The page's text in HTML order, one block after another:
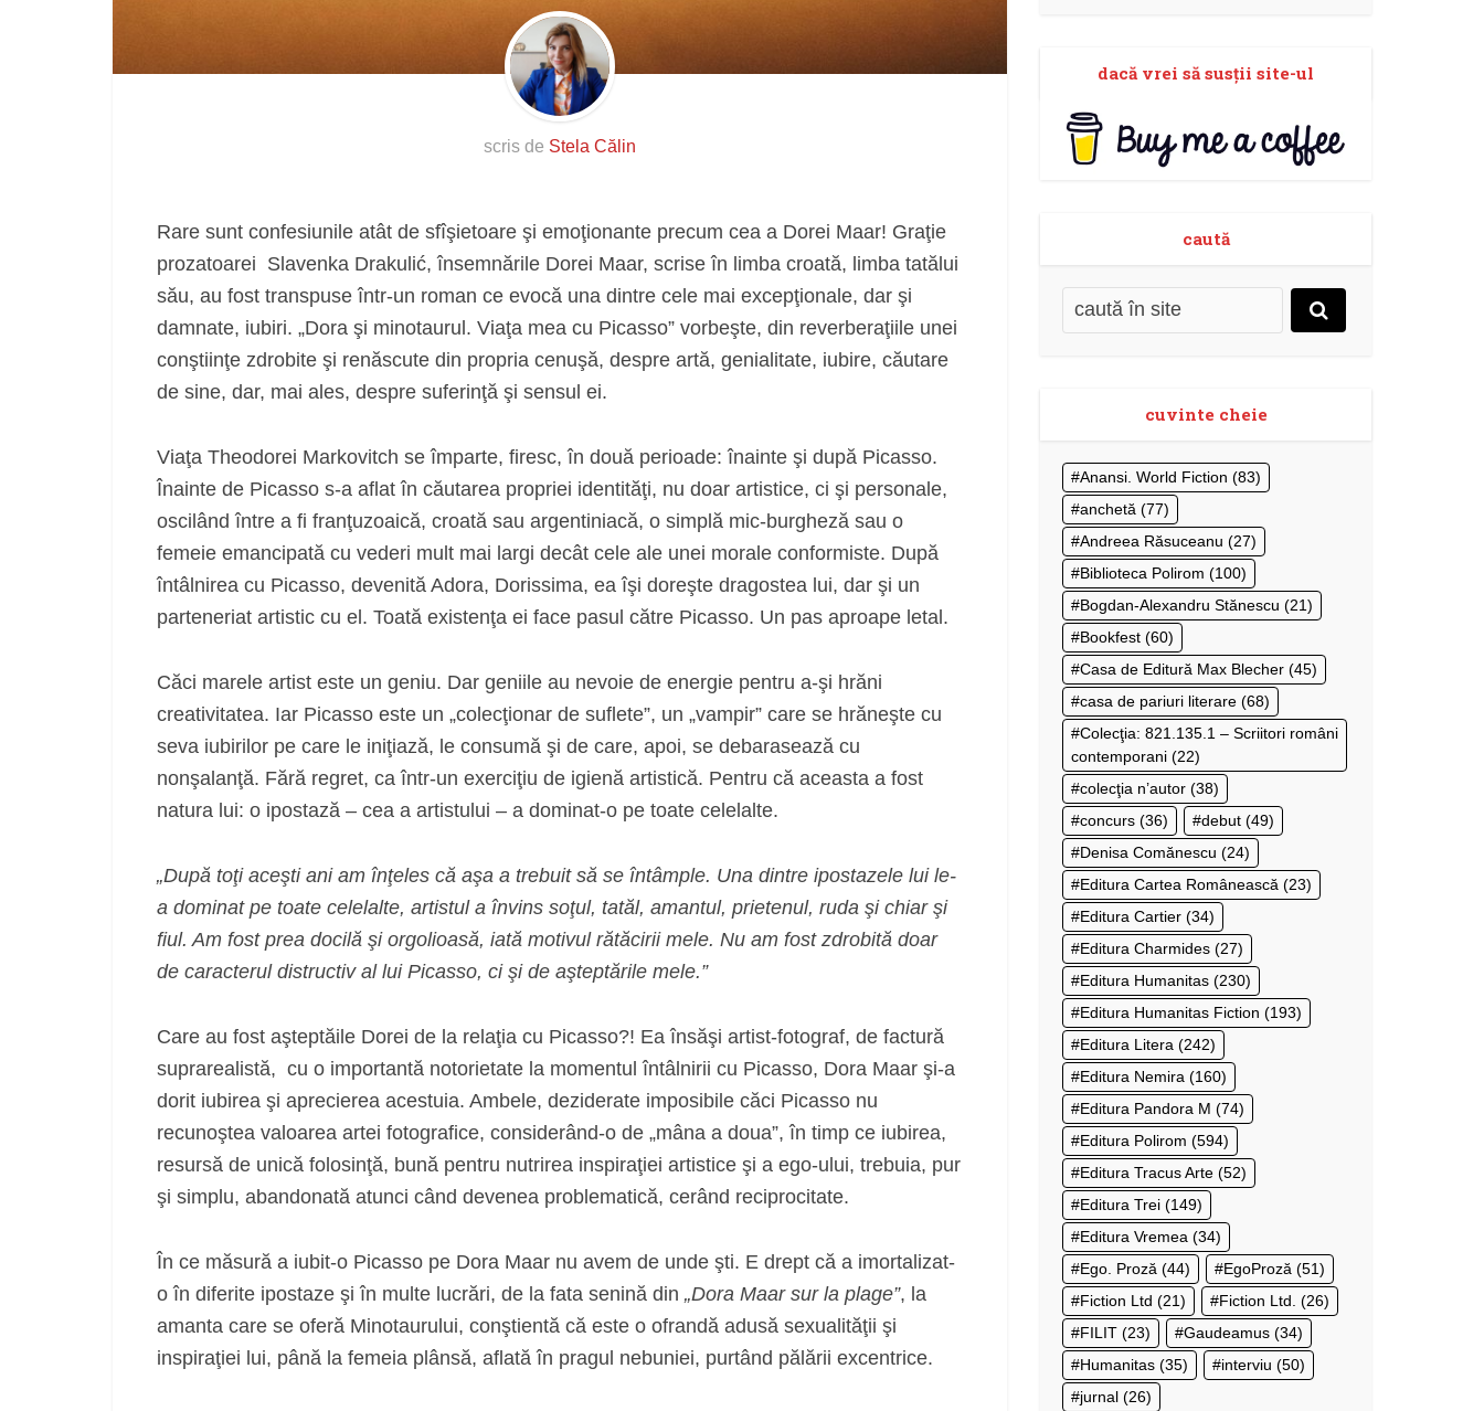
scris de Stela Călin
Rare sunt confesiunile atât de sfîşietoare şi emoţionante precum cea a Dorei Maar! Graţie
prozatoarei Slavenka Drakulić, însemnările Dorei Maar, scrise în limba croată, limba tatălui
său, au fost transpuse într-un roman ce evocă una dintre cele mai excepţionale, dar şi
damnate, iubiri. „Dora şi minotaurul. Viaţa mea cu Picasso” vorbeşte, din reverberaţiile unei
conştiinţe zdrobite şi renăscute din propria cenuşă, despre artă, genialitate, iubire, căutare
de sine, dar, mai ales, despre suferinţă şi sensul ei.
Viaţa Theodorei Markovitch se împarte, firesc, în două perioade: înainte şi după Picasso.
Înainte de Picasso s-a aflat în căutarea propriei identităţi, nu doar artistice, ci şi personale,
oscilând între a fi franţuzoaică, croată sau argentiniacă, o simplă mic-burgheză sau o
femeie emancipată cu vederi mult mai largi decât cele ale unei morale conformiste. După
întâlnirea cu Picasso, devenită Adora, Dorissima, ea îşi doreşte dragostea lui, dar şi un
parteneriat artistic cu el. Toată existenţa ei face pasul către Picasso. Un pas aproape letal.
Căci marele artist este un geniu. Dar geniile au nevoie de energie pentru a-şi hrăni
creativitatea. Iar Picasso este un „colecţionar de suflete”, un „vampir” care se hrăneşte cu
seva iubirilor pe care le iniţiază, le consumă şi de care, apoi, se debarasează cu
nonşalanţă. Fără regret, ca într-un exerciţiu de igienă artistică. Pentru că aceasta a fost
natura lui: o ipostază – cea a artistului – a dominat-o pe toate celelalte.
„După toţi aceşti ani am înţeles că aşa a trebuit să se întâmple. Una dintre ipostazele lui le-
a dominat pe toate celelalte, artistul a învins soţul, tatăl, amantul, prietenul, ruda şi chiar şi
fiul. Am fost prea docilă şi orgolioasă, iată motivul rătăcirii mele. Nu am fost zdrobită doar
de caracterul distructiv al lui Picasso, ci şi de aşteptările mele.”
Care au fost aşteptăile Dorei de la relaţia cu Picasso?! Ea însăşi artist-fotograf, de factură
suprarealistă, cu o importantă notorietate la momentul întâlnirii cu Picasso, Dora Maar şi-a
dorit iubirea şi aprecierea acestuia. Ambele, deziderate imposibile căci Picasso nu
recunoştea valoarea artei fotografice, considerând-o de „mâna a doua”, în timp ce iubirea,
resursă de unică folosinţă, bună pentru nutrirea inspiraţiei artistice şi a ego-ului, trebuia, pur
şi simplu, abandonată atunci când devenea problematică, cerând reciprocitate.
În ce măsură a iubit-o Picasso pe Dora Maar nu avem de unde şti. E drept că a imortalizat-
o în diferite ipostaze şi în multe lucrări, de la fata senină din „Dora Maar sur la plage”, la
amanta care se oferă Minotaurului, conştientă că este o ofrandă adusă sexualităţii şi
inspiraţiei lui, până la femeia plânsă, aflată în pragul nebuniei, purtând pălării excentrice.
dacă vrei să susţii site-ul
caută
cuvinte cheie
Anansi. World Fiction (83)
anchetă (77)
Andreea Răsuceanu (27)
Biblioteca Polirom (100)
Bogdan-Alexandru Stănescu (21)
Bookfest (60)
Casa de Editură Max Blecher (45)
casa de pariuri literare (68)
Colecţia: 821.135.1 – Scriitori români
contemporani (22)
colecţia n’autor (38)
concurs (36) debut (49)
Denisa Comănescu (24)
Editura Cartea Românească (23)
Editura Cartier (34)
Editura Charmides (27)
Editura Humanitas (230)
Editura Humanitas Fiction (193)
Editura Litera (242)
Editura Nemira (160)
Editura Pandora M (74)
Editura Polirom (594)
Editura Tracus Arte (52)
Editura Trei (149)
Editura Vremea (34)
Ego. Proză (44) EgoProză (51)
Fiction Ltd (21) Fiction Ltd. (26)
FILIT (23) Gaudeamus (34)
Humanitas (35) interviu (50)
jurnal (26)